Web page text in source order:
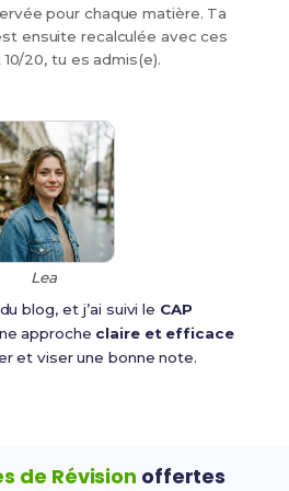
pour chaque matière. Ta
ensuite recalculée avec ces
20, tu es admis(e).
Lea
blog, et j’ai suivi le CAP
approche claire et efficace
et viser une bonne note.
de Révision offertes